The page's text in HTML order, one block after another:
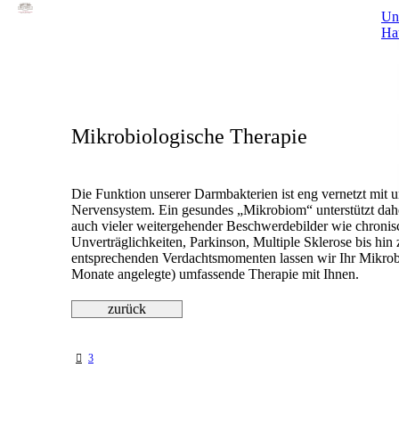
Mikrobiologische Therapie
Die Funktion unserer Darmbakterien ist eng vernetzt mit
Nervensystem. Ein gesundes „Mikrobiom“ unterstützt
auch vieler weitergehender Beschwerdebilder wie
Unverträglichkeiten, Parkinson, Multiple Sklerose bis
entsprechenden Verdachtsmomenten lassen wir Ihr
Monate angelegte) umfassende Therapie mit Ihnen.
3